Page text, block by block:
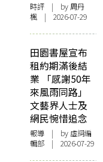
時評 | by周丹
楓 | 2026-07-29
田園書屋宣布
租約期滿後結
業 「感謝50年
來風雨同路」
文藝界人士及
網民惋惜追念
報導 | by 虛詞編
輯部 | 2026-07-29